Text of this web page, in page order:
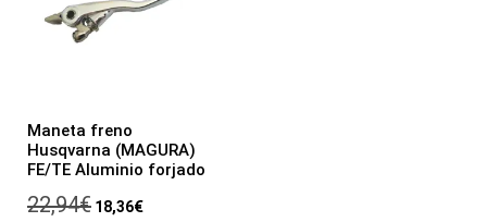
Maneta freno
Husqvarna (MAGURA)
FE/TE Aluminio forjado
22,94€ 18,36€